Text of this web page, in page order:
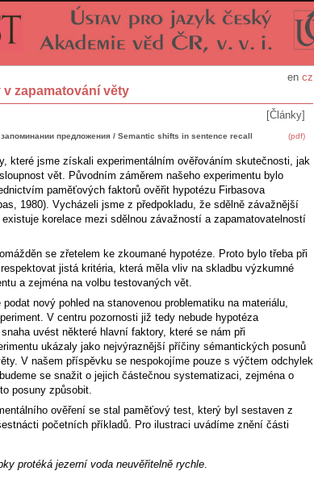
en cz
zapamatování věty
[Články]
(pdf)
предложения / Semantic shifts in sentence recall
které jsme získali experimentálním ověřováním skutečnosti, jak
vět. Původním záměrem našeho experimentu bylo
paměťových faktorů ověřit hypotézu Firbasova
1980). Vycházeli jsme z předpokladu, že sdělně závažnější
korelace mezi sdělnou závažností a zapamatovatelností
se zřetelem ke zkoumané hypotéze. Proto bylo třeba při
jistá kritéria, která měla vliv na skladbu výzkumné
a zejména na volbu testovaných vět.
nový pohled na stanovenou problematiku na materiálu,
V centru pozornosti již tedy nebude hypotéza
uvést některé hlavní faktory, které se nám při
ukázaly jako nejvýraznější příčiny sémantických posunů
V našem příspěvku se nespokojíme pouze s výčtem odchylek
se snažit o jejich částečnou systematizaci, zejména o
posuny způsobit.
ověření se stal paměťový test, který byl sestaven z
početních příkladů. Pro ilustraci uvádíme znění části
protéká jezerní voda neuvěřitelně rychle.